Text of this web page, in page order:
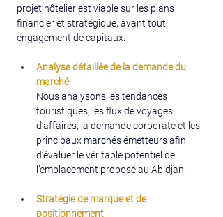
projet hôtelier est viable sur les plans
financier et stratégique, avant tout
engagement de capitaux.
Analyse détaillée de la demande du
marché
Nous analysons les tendances
touristiques, les flux de voyages
d’affaires, la demande corporate et les
principaux marchés émetteurs afin
d’évaluer le véritable potentiel de
l’emplacement proposé au Abidjan.
Stratégie de marque et de
positionnement